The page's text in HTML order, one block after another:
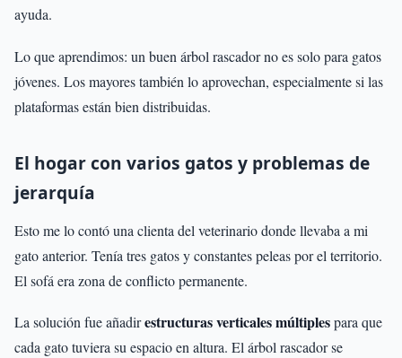
ayuda.
Lo que aprendimos: un buen árbol rascador no es solo para gatos
jóvenes. Los mayores también lo aprovechan, especialmente si las
plataformas están bien distribuidas.
El hogar con varios gatos y problemas de
jerarquía
Esto me lo contó una clienta del veterinario donde llevaba a mi
gato anterior. Tenía tres gatos y constantes peleas por el territorio.
El sofá era zona de conflicto permanente.
La solución fue añadirestructuras verticales múltiplespara que
cada gato tuviera su espacio en altura. El árbol rascador se